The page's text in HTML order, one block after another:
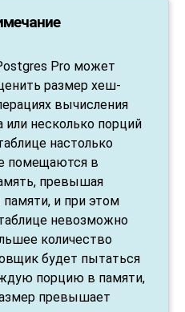
Pro может
размер хеш-
вычисления
или несколько порций
настолько
помещаются в
превышая
памяти, и при этом
невозможно
количество
будет пытаться
порцию в памяти,
превышает